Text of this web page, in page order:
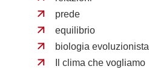
prede
equilibrio
biologia evoluzionista
Il clima che vogliamo